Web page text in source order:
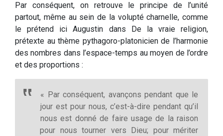
Par conséquent, on retrouve le principe de l’unité
partout, même au sein de la volupté charnelle, comme
le prétend ici Augustin dans De la vraie religion,
prétexte au thème pythagoro-platonicien de l’harmonie
des nombres dans l’espace-temps au moyen de l’ordre
et des proportions :
« Par conséquent, avançons pendant que le
jour est pour nous, c’est-à-dire pendant qu’il
nous est donné de faire usage de la raison
pour nous tourner vers Dieu; pour mériter